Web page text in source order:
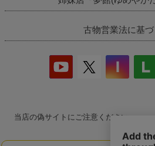
古物営業法に基
当店の偽サイトにご注意ください